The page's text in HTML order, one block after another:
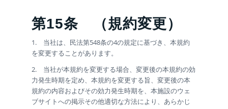
第15条 （規約変更）
1. 当社は、民法第548条の4の規定に基づき、本規約
を変更することがあります。
2. 当社が本規約を変更する場合、変更後の本規約の効
力発生時期を定め、本規約を変更する旨、変更後の本
規約の内容およびその効力発生時期を、本施設のウェ
ブサイトへの掲示その他適切な方法により、あらかじ